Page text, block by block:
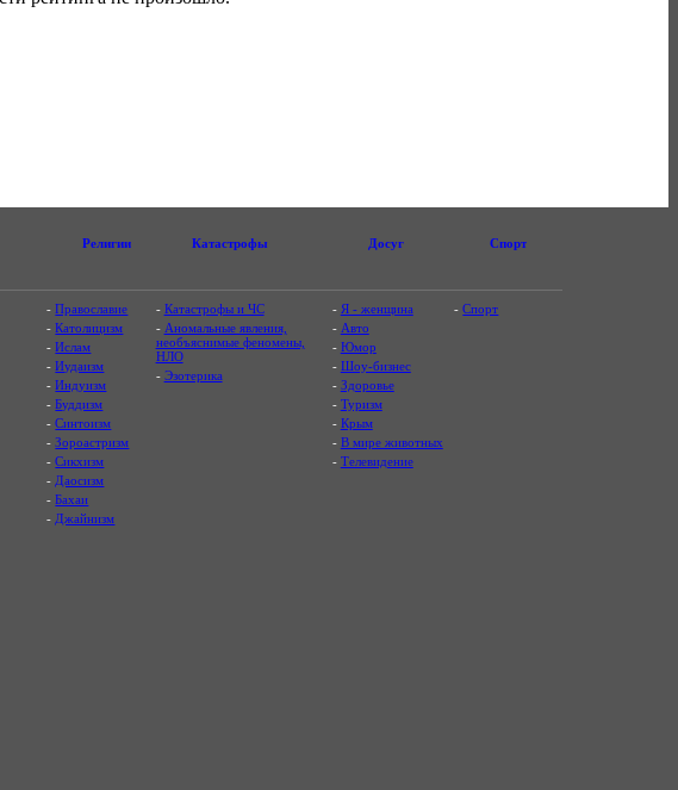
Религии Катастрофы Досуг Спорт
-Православие
-Католицизм
-Ислам
-Иудаизм
-Индуизм
-Буддизм
-Синтоизм
-Зороастризм
-Сикхизм
- Даосизм
-Бахаи
- Джайнизм
- Катастрофы и ЧС
- Аномальные явления,
необъяснимые феномены,
НЛО
- Эзотерика
- Я - женщина
- Авто
- Юмор
- Шоу-бизнес
- Здоровье
- Туризм
- Крым
- В мире животных
- Телевидение
-Спорт